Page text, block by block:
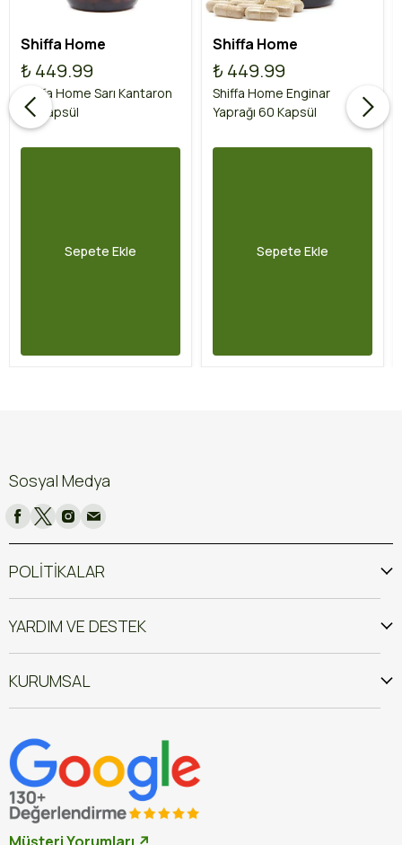
Shiffa Home
₺ 449.99
Shiffa Home Sarı Kantaron
60 Kapsül
Sepete Ekle
Shiffa Home
₺ 449.99
Shiffa Home Enginar
Yaprağı 60 Kapsül
Sepete Ekle
Sosyal Medya
POLİTİKALAR
YARDIM VE DESTEK
KURUMSAL